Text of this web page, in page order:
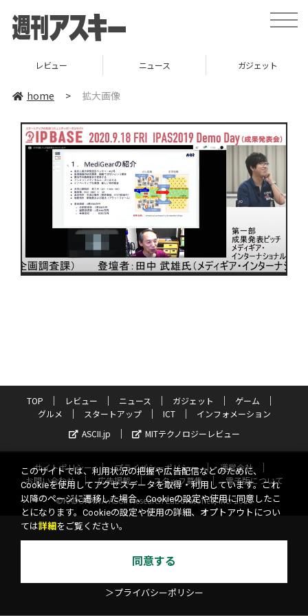
toggle
レビュー ニュース ガジェット
home > 拡大画像
TOP レビュー ニュース ガジェット
ゲーム
グルメ
スタートアップ ICT
インフォメーション
ASCII.jp
MITテクノロジーレビュー
サイトポリシー プライバシーポリシー
運営会社
お問い合わせ
広告掲載 スタッフ募集
電子版について
©KADOKAWA ASCII Research Laboratories, Inc. 2026
このサイトでは、利用状況の把握や広告配信などのために、
Cookieを使用してアクセスデータを取得・利用しています。これ
以降のページに遷移した場合、Cookieの設定や使用に同意したこ
とになります。Cookieの設定や使用の詳細、オプトアウトについ
ては詳細 をご覧ください。
同意する
＞プライバシーポリシー